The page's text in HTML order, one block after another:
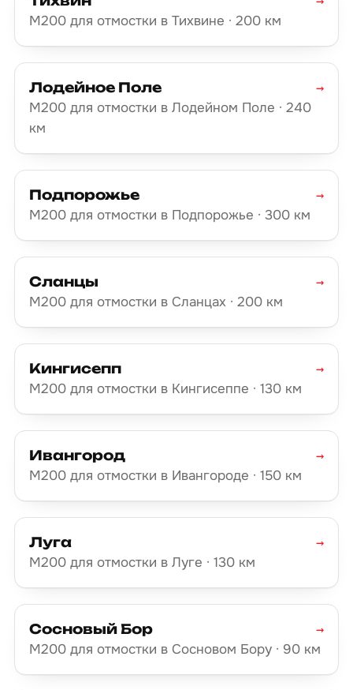
М200 для отмостки в Тихвине · 200 км
Лодейное Поле
М200 для отмостки в Лодейном Поле · 240
км
→
Подпорожье
М200 для отмостки в Подпорожье · 300 км
→
Сланцы
М200 для отмостки в Сланцах · 200 км
→
Кингисепп
М200 для отмостки в Кингисеппе · 130 км
→
Ивангород
М200 для отмостки в Ивангороде · 150 км
→
Луга
М200 для отмостки в Луге · 130 км
→
Сосновый Бор
М200 для отмостки в Сосновом Бору · 90 км
→